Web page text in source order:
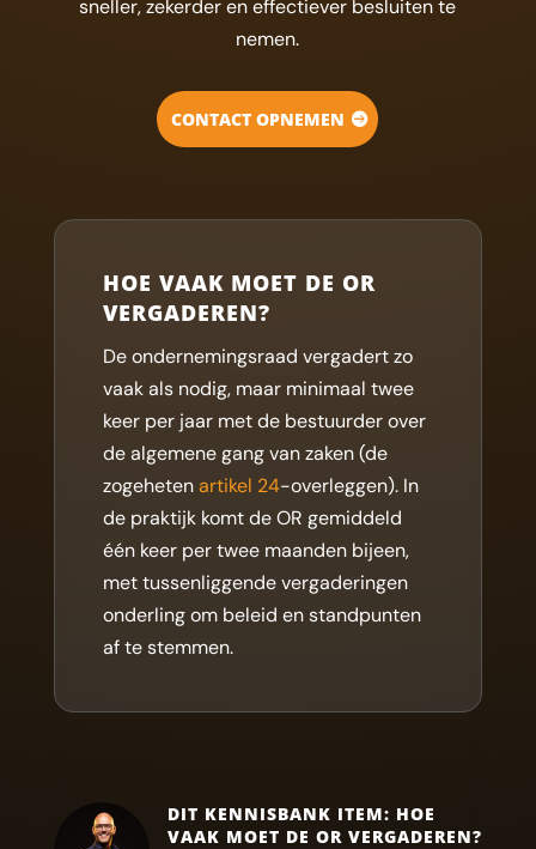
sneller, zekerder en effectiever besluiten te
nemen.
CONTACT OPNEMEN
HOE VAAK MOET DE OR
VERGADEREN?
De ondernemingsraad vergadert zo
vaak als nodig, maar minimaal twee
keer per jaar met de bestuurder over
de algemene gang van zaken (de
zogehetenartikel 24-overleggen). In
de praktijk komt de OR gemiddeld
één keer per twee maanden bijeen,
met tussenliggende vergaderingen
onderling om beleid en standpunten
af te stemmen.
DIT KENNISBANK ITEM: HOE
VAAK MOET DE OR VERGADEREN?